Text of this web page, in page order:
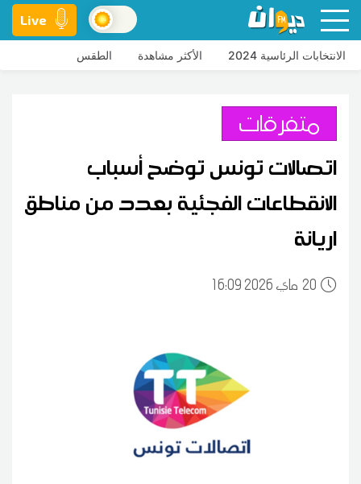
Live
الانتخابات الرئاسية 2024 الأكثر مشاهدة الطقس
متفرقات
اتصالات تونس توضح أسباب
الانقطاعات الفجئية بعدد من مناطق
اريانة
20 16:09 2026 ماي